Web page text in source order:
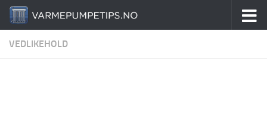
Skip to content
VEDLIKEHOLD